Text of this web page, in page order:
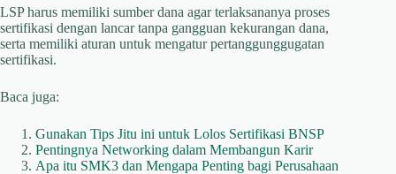
LSP harus memiliki sumber dana agar terlaksananya proses
sertifikasi dengan lancar tanpa gangguan kekurangan dana,
serta memiliki aturan untuk mengatur pertanggunggugatan
sertifikasi.
Baca juga:
Gunakan Tips Jitu ini untuk Lolos Sertifikasi BNSP
Pentingnya Networking dalam Membangun Karir
Apa itu SMK3 dan Mengapa Penting bagi Perusahaan